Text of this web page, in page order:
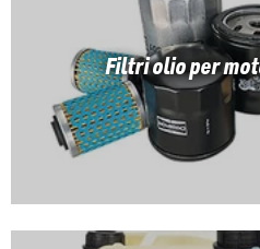
Filtri olio per